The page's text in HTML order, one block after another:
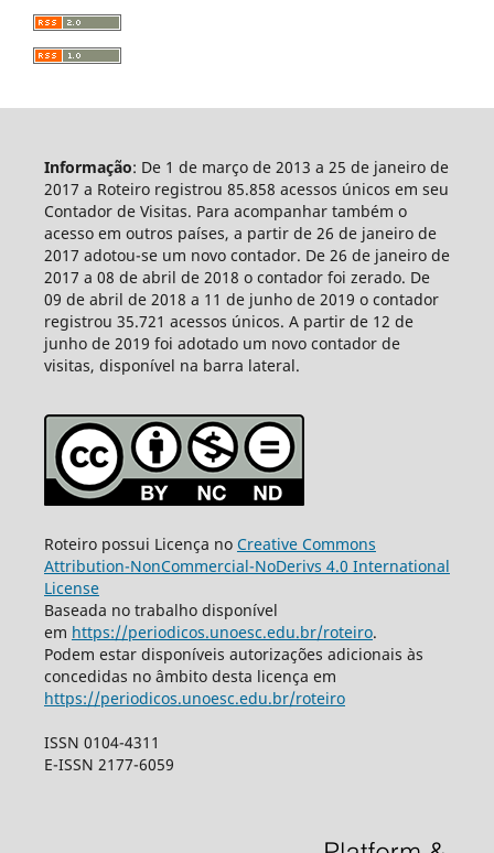
Informação: De 1 de março de 2013 a 25 de janeiro de
2017 a Roteiro registrou 85.858 acessos únicos em seu
Contador de Visitas. Para acompanhar também o
acesso em outros países, a partir de 26 de janeiro de
2017 adotou-se um novo contador. De 26 de janeiro de
2017 a 08 de abril de 2018 o contador foi zerado. De
09 de abril de 2018 a 11 de junho de 2019 o contador
registrou 35.721 acessos únicos. A partir de 12 de
junho de 2019 foi adotado um novo contador de
visitas, disponível na barra lateral.
Roteiro possui Licença no Creative Commons
Attribution-NonCommercial-NoDerivs 4.0 International
License
Baseada no trabalho disponível
em https://periodicos.unoesc.edu.br/roteiro.
Podem estar disponíveis autorizações adicionais às
concedidas no âmbito desta licença em
https://periodicos.unoesc.edu.br/roteiro
ISSN 0104-4311
E-ISSN 2177-6059